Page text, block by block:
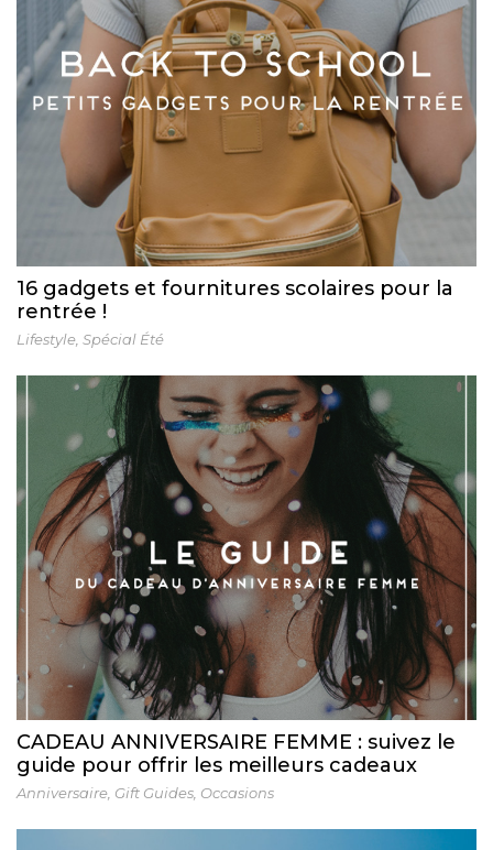
16 gadgets et fournitures scolaires pour la
rentrée !
Lifestyle Spécial Été
CADEAU ANNIVERSAIRE FEMME : suivez le
guide pour offrir les meilleurs cadeaux
Anniversaire, Gift Guides, Occasions